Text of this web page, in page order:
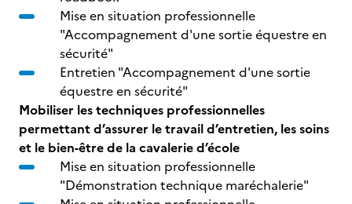
Mise en situation professionnelle
"Accompagnement d'une sortie équestre en
sécurité"
Entretien "Accompagnement d'une sortie
équestre en sécurité"
Mobiliser les techniques professionnelles
permettant d’assurer le travail d’entretien, les soins
et le bien-être de la cavalerie d’école
Mise en situation professionnelle
"Démonstration technique maréchalerie"